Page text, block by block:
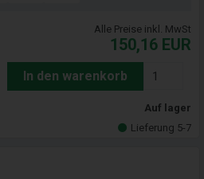
Alle Preise inkl. MwSt
150,16 EUR
In den warenkorb
Auf lager
Lieferung 5-7